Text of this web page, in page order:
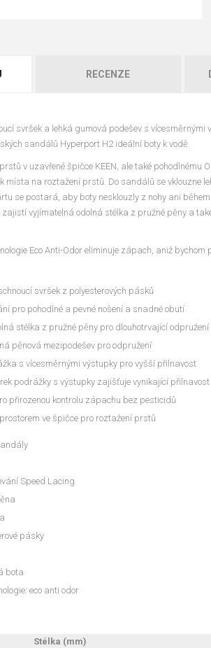
RECENZE
svršek a lehká gumová podešev s vícesměrnými
sandálů Hyperport H2 ideální boty k vodě.
v uzavřené špičce KEEN, ale také pohodlnému
místa na roztažení prstů. Do sandálů se vklouzne
se postará, aby boty nesklouzly z nohy ani
zajistí vyjímatelná odolná stélka z pružné pěny a
Eco Anti-Odor eliminuje zápach, aniž bychom
svršek z polyesterových pásků
pro pohodlné a pevné nošení a snadné obutí
stélka z pružné pěny pro dlouhotrvající odpružení
pěnová mezipodešev pro odpružení
s vícesměrnými výstupky pro vyšší přilnavost
podrážky s výstupky zajišťuje vynikající přilnavost
přirozenou kontrolu zápachu bez pesticidů
ve špičce pro roztažení prstů
Speed Lacing
pásky
bota
eco anti odor
Stélka (mm)